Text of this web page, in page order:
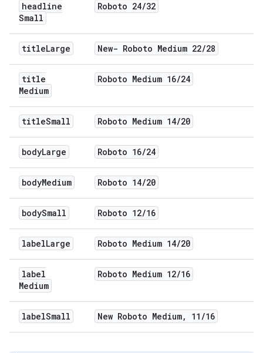
headline
Small
Roboto 24/32
titleLarge New- Roboto Medium 22/28
title
Medium
Roboto Medium 16/24
titleSmall Roboto Medium 14/20
bodyLarge Roboto 16/24
bodyMedium Roboto 14/20
bodySmall Roboto 12/16
labelLarge Roboto Medium 14/20
label
Medium
Roboto Medium 12/16
labelSmall New Roboto Medium, 11 /16